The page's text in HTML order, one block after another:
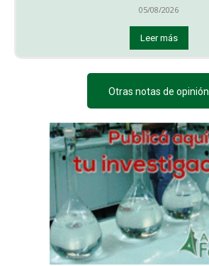
05/08/2026
Leer más
Otras notas de opinión